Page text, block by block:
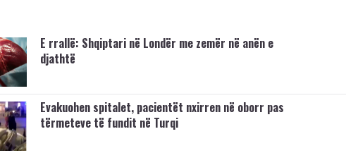
E rrallë: Shqiptari në Londër me zemër në anën e
djathtë
Evakuohen spitalet, pacientët nxirren në oborr pas
tërmeteve të fundit në Turqi